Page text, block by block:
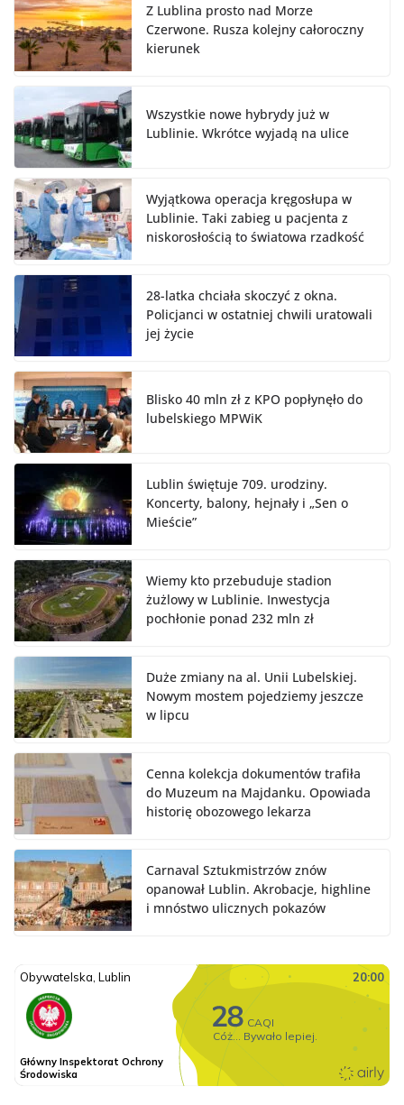
Z Lublina prosto nad Morze
Czerwone. Rusza kolejny całoroczny
kierunek
Wszystkie nowe hybrydy już w
Lublinie. Wkrótce wyjadą na ulice
Wyjątkowa operacja kręgosłupa w
Lublinie. Taki zabieg u pacjenta z
niskorosłością to światowa rzadkość
28-latka chciała skoczyć z okna.
Policjanci w ostatniej chwili uratowali
jej życie
Blisko 40 mln zł z KPO popłynęło do
lubelskiego MPWiK
Lublin świętuje 709. urodziny.
Koncerty, balony, hejnały i „Sen o
Mieście”
Wiemy kto przebuduje stadion
żużlowy w Lublinie. Inwestycja
pochłonie ponad 232 mln zł
Duże zmiany na al. Unii Lubelskiej.
Nowym mostem pojedziemy jeszcze
w lipcu
Cenna kolekcja dokumentów trafiła
do Muzeum na Majdanku. Opowiada
historię obozowego lekarza
Carnaval Sztukmistrzów znów
opanował Lublin. Akrobacje, highline
i mnóstwo ulicznych pokazów